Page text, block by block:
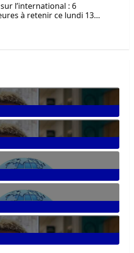
l’international : 6
à retenir ce lundi 13
361Posts
287Posts
30Posts
33Posts